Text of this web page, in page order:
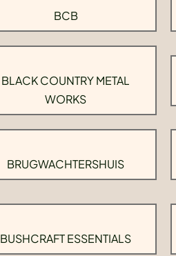
BCB
BLACK COUNTRY METAL
WORKS
BRUGWACHTERSHUIS
BUSHCRAFT ESSENTIALS